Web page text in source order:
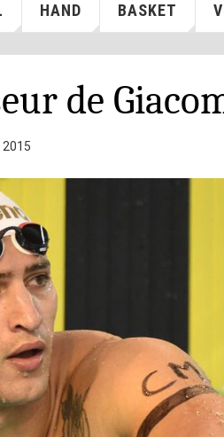
HAND BASKET
de
2015